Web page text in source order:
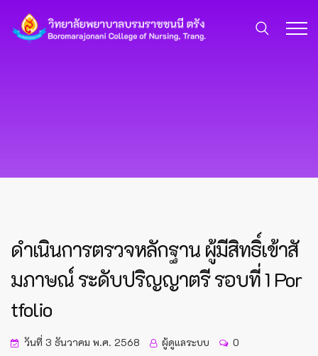
ดำเนินการตรวจหลักฐาน ผู้มีสิทธิ์เข้าสั
มภาษณ์ ระดับปริญญาตรี รอบที่ 1 Por
tfolio
วันที่ 3 ธันวาคม พ.ศ. 2568 ผู้ดูแลระบบ 0